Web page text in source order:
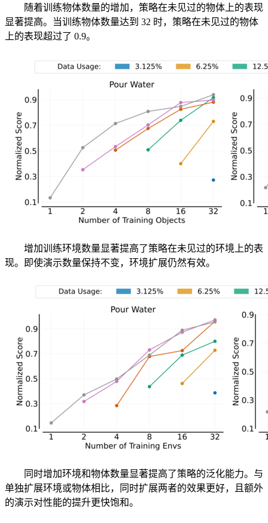
随着训练物体数量的增加，策略在未见过的物体上的表现
显著提高。当训练物体数量达到 32 时，策略在未见过的物体
上的表现超过了 0.9。
增加训练环境数量显著提高了策略在未见过的环境上的表
现。即使演示数量保持不变，环境扩展仍然有效。
同时增加环境和物体数量显著提高了策略的泛化能力。与
单独扩展环境或物体相比，同时扩展两者的效果更好，且额外
的演示对性能的提升更快饱和。